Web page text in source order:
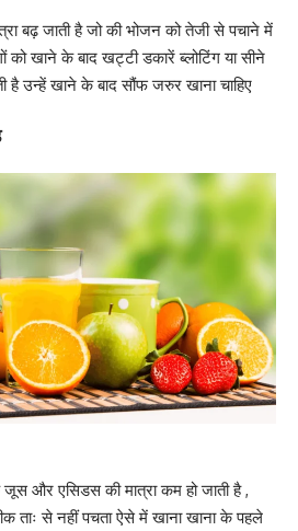
बढ़ जाती है जो की भोजन को तेजी से पचाने में
को खाने के बाद खट्टी डकारें ब्लोटिंग या सीने
है उन्हें खाने के बाद सौंफ जरुर खाना चाहिए
और एसिडस की मात्रा कम हो जाती है ,
ताः से नहीं पचता ऐसे में खाना खाना के पहले